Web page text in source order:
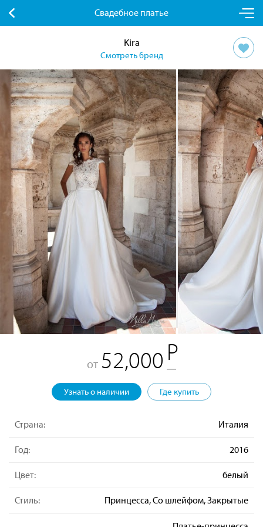
Свадебное платье
Kira
Смотреть бренд
от 52,000
Узнать о наличии Где купить
Страна: Италия
Год: 2016
Цвет: белый
Стиль: Принцесса, Со шлейфом, Закрытые